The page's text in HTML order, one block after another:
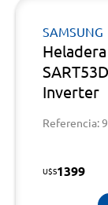
SAMSUNG
Inverter
Referencia:
U$S1399